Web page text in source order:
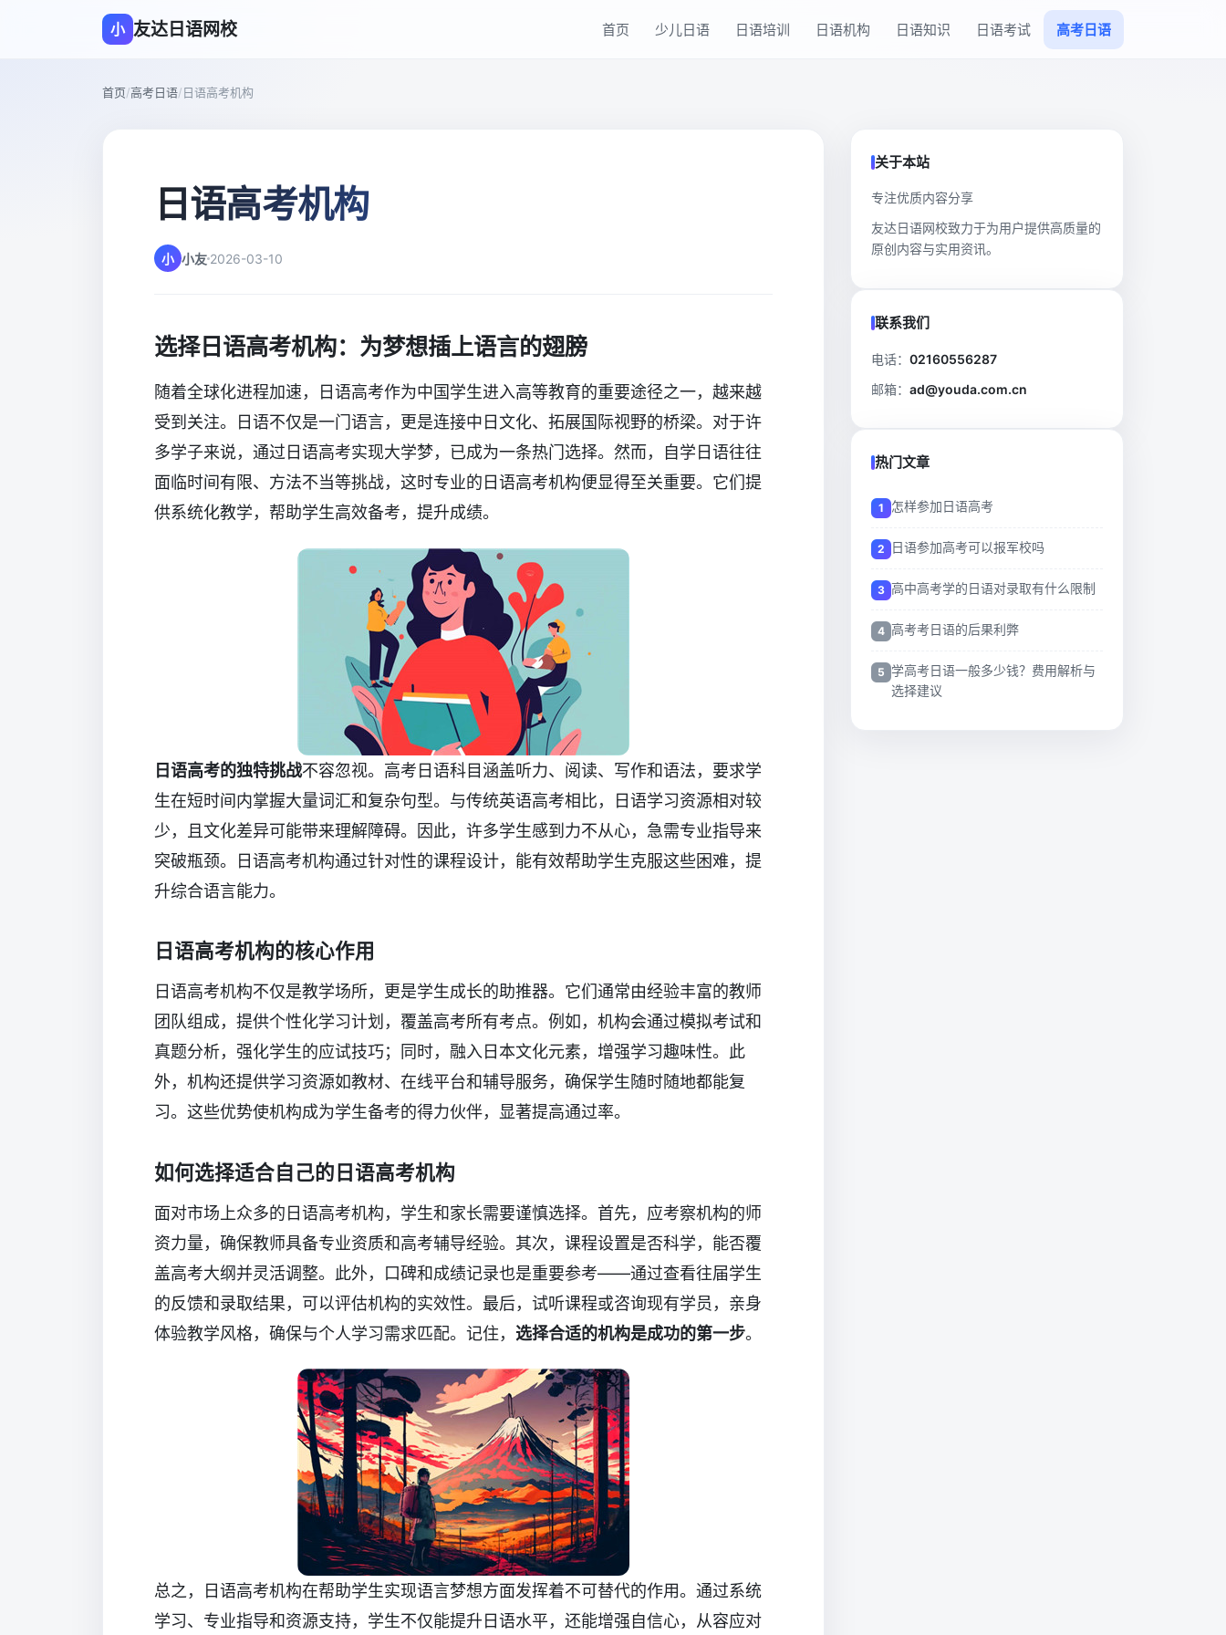
小 友达日语网校 首页 少儿日语 日语培训 日语机构 日语知识 日语考试 高考日语
首页/高考日语/日语高考机构
日语高考机构
小 小友 2026-03-10
选择日语高考机构：为梦想插上语言的翅膀
随着全球化进程加速，日语高考作为中国学生进入高等教育的重要途径之一，越来越
受到关注。日语不仅是一门语言，更是连接中日文化、拓展国际视野的桥梁。对于许
多学子来说，通过日语高考实现大学梦，已成为一条热门选择。然而，自学日语往往
面临时间有限、方法不当等挑战，这时专业的日语高考机构便显得至关重要。它们提
供系统化教学，帮助学生高效备考，提升成绩。
日语高考的独特挑战不容忽视。高考日语科目涵盖听力、阅读、写作和语法，要求学
生在短时间内掌握大量词汇和复杂句型。与传统英语高考相比，日语学习资源相对较
少，且文化差异可能带来理解障碍。因此，许多学生感到力不从心，急需专业指导来
突破瓶颈。日语高考机构通过针对性的课程设计，能有效帮助学生克服这些困难，提
升综合语言能力。
日语高考机构的核心作用
日语高考机构不仅是教学场所，更是学生成长的助推器。它们通常由经验丰富的教师
团队组成，提供个性化学习计划，覆盖高考所有考点。例如，机构会通过模拟考试和
真题分析，强化学生的应试技巧；同时，融入日本文化元素，增强学习趣味性。此
外，机构还提供学习资源如教材、在线平台和辅导服务，确保学生随时随地都能复
习。这些优势使机构成为学生备考的得力伙伴，显著提高通过率。
如何选择适合自己的日语高考机构
面对市场上众多的日语高考机构，学生和家长需要谨慎选择。首先，应考察机构的师
资力量，确保教师具备专业资质和高考辅导经验。其次，课程设置是否科学，能否覆
盖高考大纲并灵活调整。此外，口碑和成绩记录也是重要参考——通过查看往届学生
的反馈和录取结果，可以评估机构的实效性。最后，试听课程或咨询现有学员，亲身
体验教学风格，确保与个人学习需求匹配。记住， 选择合适的机构是成功的第一步。
总之，日语高考机构在帮助学生实现语言梦想方面发挥着不可替代的作用。通过系统
学习、专业指导和资源支持，学生不仅能提升日语水平，还能增强自信心，从容应对
关于本站
专注优质内容分享
友达日语网校致力于为用户提供高质量的
原创内容与实用资讯。
联系我们
电话： 02160556287
邮箱： ad@youda.com.cn
热门文章
怎样参加日语高考
日语参加高考可以报军校吗
高中高考学的日语对录取有什么限制
高考考日语的后果利弊
学高考日语一般多少钱？费用解析与
选择建议